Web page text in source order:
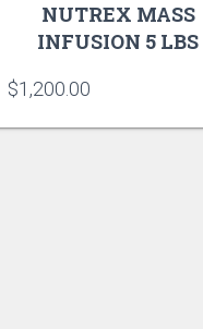
NUTREX MASS
INFUSION 5 LBS
$1,200.00